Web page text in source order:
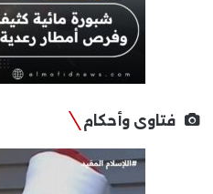
فتاوى وأحكام